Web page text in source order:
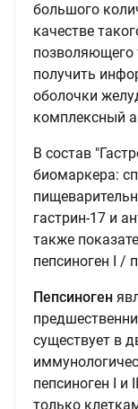
большого
качестве
позволяющего
получить
оболочки
комплексный
В состав
биомаркера:
гастрин-17 и
также
пепсиноген I /
Пепсиноген
существует в
пепсиноген I и
только